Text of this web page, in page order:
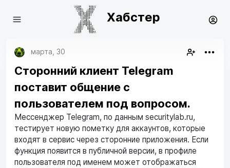
Хабстер
марта, 30
Сторонний клиент Telegram
поставит общение с
пользователем под вопросом.
Мессенджер Telegram, по данным securitylab.ru,
тестирует новую пометку для аккаунтов, которые
входят в сервис через сторонние приложения. Если
функция появится в публичной версии, в профиле
пользователя под именем может отображаться